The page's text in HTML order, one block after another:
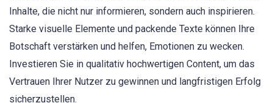
Inhalte, die nicht nur informieren, sondern auch inspirieren.
Starke visuelle Elemente und packende Texte können Ihre
Botschaft verstärken und helfen, Emotionen zu wecken.
Investieren Sie in qualitativ hochwertigen Content, um das
Vertrauen Ihrer Nutzer zu gewinnen und langfristigen Erfolg
sicherzustellen.